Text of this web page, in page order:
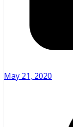
May 21, 2020